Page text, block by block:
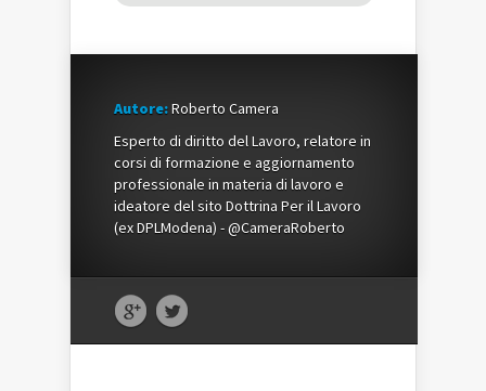
Autore:Roberto Camera
Esperto di diritto del Lavoro, relatore in
corsi di formazione e aggiornamento
professionale in materia di lavoro e
ideatore del sito Dottrina Per il Lavoro
(ex DPLModena) - @CameraRoberto